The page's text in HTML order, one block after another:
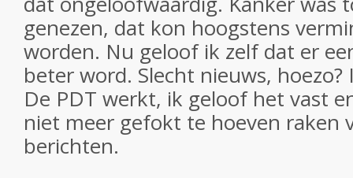
genezen, dat kon hoogstens
worden. Nu geloof ik zelf dat er
beter word. Slecht nieuws,
De PDT werkt, ik geloof het vast
niet meer gefokt te hoeven raken
berichten.